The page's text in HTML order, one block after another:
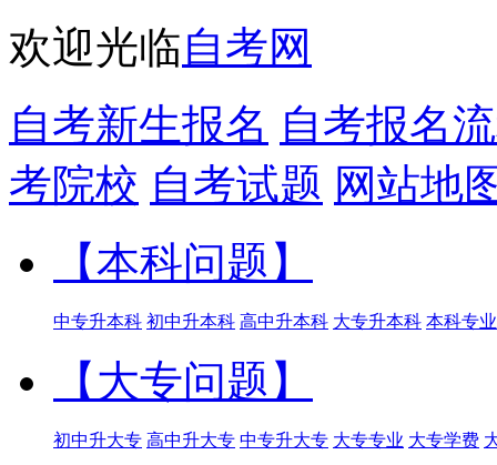
欢迎光临自考网
自考新生报名 自考报名
考院校 自考试题 网站地
【本科问题】
中专升本科 初中升本科 高中升本科 大专升本科 本科专业
【大专问题】
初中升大专 高中升大专 中专升大专 大专专业 大专学费